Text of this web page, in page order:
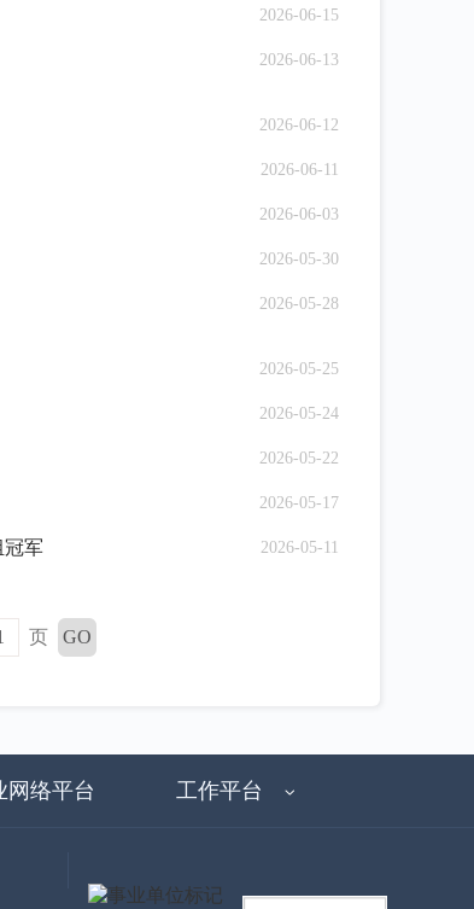
2026-06-15
2026-06-13
2026-06-12
2026-06-11
2026-06-03
2026-05-30
2026-05-28
2026-05-25
2026-05-24
2026-05-22
2026-05-17
冠军 2026-05-11
页
网络平台 工作平台